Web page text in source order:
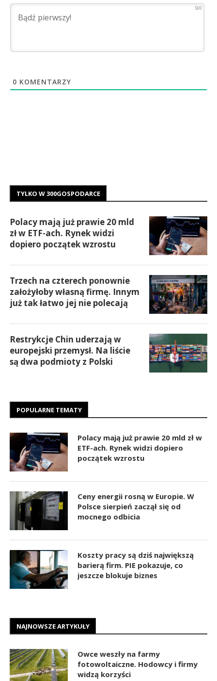
500
0 KOMENTARZY
TYLKO W 300GOSPODARCE
Polacy mają już prawie 20 mld
zł w ETF-ach. Rynek widzi
dopiero początek wzrostu
Trzech na czterech ponownie
założyłoby własną firmę. Innym
już tak łatwo jej nie polecają
Restrykcje Chin uderzają w
europejski przemysł. Na liście
są dwa podmioty z Polski
POPULARNE TEMATY
Polacy mają już prawie 20 mld zł w
ETF-ach. Rynek widzi dopiero
początek wzrostu
Ceny energii rosną w Europie. W
Polsce sierpień zaczął się od
mocnego odbicia
Koszty pracy są dziś największą
barierą firm. PIE pokazuje, co
jeszcze blokuje biznes
NAJNOWSZE ARTYKUŁY
Owce weszły na farmy
fotowoltaiczne. Hodowcy i firmy
widzą korzyści